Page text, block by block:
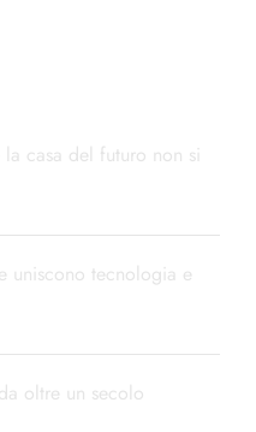
casa del futuro non si
uniscono tecnologia e
oltre un secolo